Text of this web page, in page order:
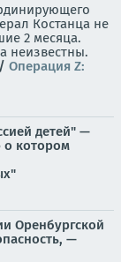
Костанца не
2 месяца.
неизвестны.
Операция Z:
детей" —
котором
Оренбургской
—